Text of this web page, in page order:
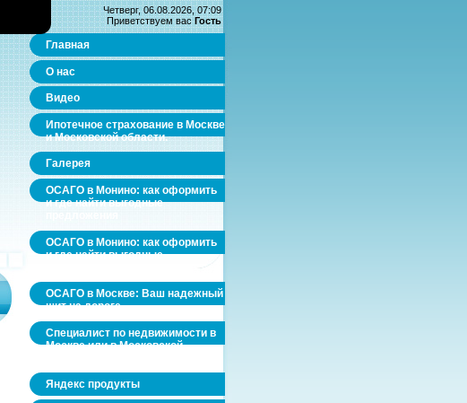
Четверг, 06.08.2026, 07:09
Приветствуем вас Гость
Главная
О нас
Видео
Ипотечное страхование в Москве
и Московской области.
Галерея
ОСАГО в Монино: как оформить
и где найти выгодные
ОСАГО в Монино: как оформить
и где найти выгодные
ОСАГО в Москве: Ваш надежный
щит на дороге
Специалист по недвижимости в
Москве или в Московской
Яндекс продукты